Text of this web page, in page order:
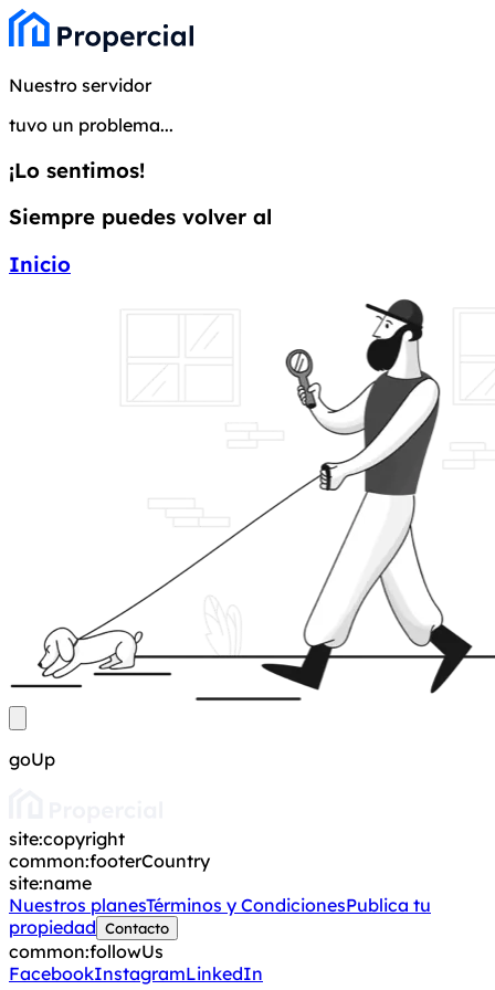
Nuestro servidor
tuvo un problema...
¡Lo sentimos!
Siempre puedes volver al
Inicio
goUp
site:copyright
common:footerCountry
site:name
Nuestros planesTérminos y CondicionesPublica tu
propiedad Contacto
common:followUs
FacebookInstagramLinkedIn